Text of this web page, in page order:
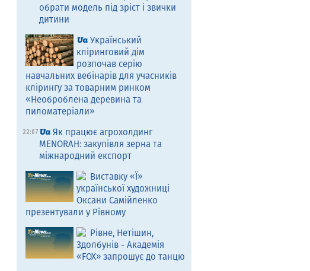
обрати модель під зріст і звички
дитини
Український
кліринговий дім
розпочав серію
навчальних вебінарів для учасників
клірингу за товарним ринком
«Необроблена деревина та
пиломатеріали»
22:07
Як працює агрохолдинг
MENORAH: закупівля зерна та
міжнародний експорт
Виставку «Ї»
української художниці
Оксани Самійленко
презентували у Рівному
Рівне, Нетішин,
Здолбунів - Академія
«FOX» запрошує до танцю